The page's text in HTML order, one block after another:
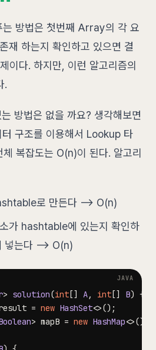
는 방법은 첫번째 Array의 각 요
재 하는지 확인하고 있으면 결
이다. 하지만, 이런 알고리즘의
.
방법은 없을 까요? 생각해보면
구조를 이용해서 Lookup 타
복잡도는 O(n)이 된다. 알고리
로 만든다 —> O(n)
가 hashtable에 있는지 확인하
넣는다 —> O(n)
> solution(int [] A, int [] B) {
= new HashSet<>() ;
> mapB = new HashMap<>()